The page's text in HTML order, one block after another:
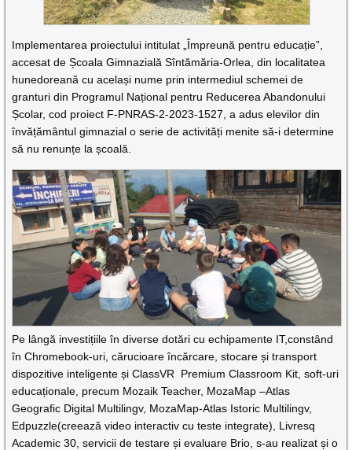
Implementarea proiectului intitulat „Împreună pentru educație”,
accesat de Școala Gimnazială Sîntămăria-Orlea, din localitatea
hunedoreană cu același nume prin intermediul schemei de
granturi din Programul Național pentru Reducerea Abandonului
Școlar, cod proiect F-PNRAS-2-2023-1527, a adus elevilor din
învățământul gimnazial o serie de activități menite să-i determine
să nu renunțe la școală.
Pe lângă investițiile în diverse dotări cu echipamente IT,constând
în Chromebook-uri, cărucioare încărcare, stocare și transport
dispozitive inteligente și ClassVR Premium Classroom Kit, soft-uri
educaționale, precum Mozaik Teacher, MozaMap –Atlas
Geografic Digital Multilingv, MozaMap-Atlas Istoric Multilingv,
Edpuzzle(creează video interactiv cu teste integrate), Livresq
Academic 30, servicii de testare și evaluare Brio, s-au realizat și o